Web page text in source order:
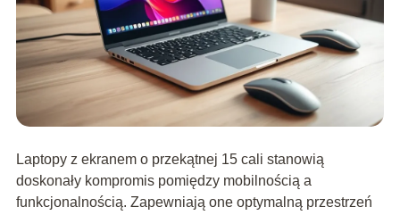
Laptopy z ekranem o przekątnej 15 cali stanowią
doskonały kompromis pomiędzy mobilnością a
funkcjonalnością. Zapewniają one optymalną przestrzeń